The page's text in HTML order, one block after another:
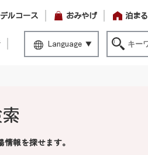
ルコース おみやげ 泊まる
Language
報を探せます。